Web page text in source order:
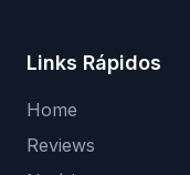
Links Rápidos
Home
Reviews